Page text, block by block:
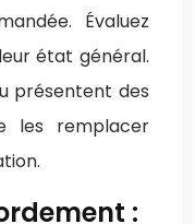
Évaluez
état général.
présentent des
les remplacer
: